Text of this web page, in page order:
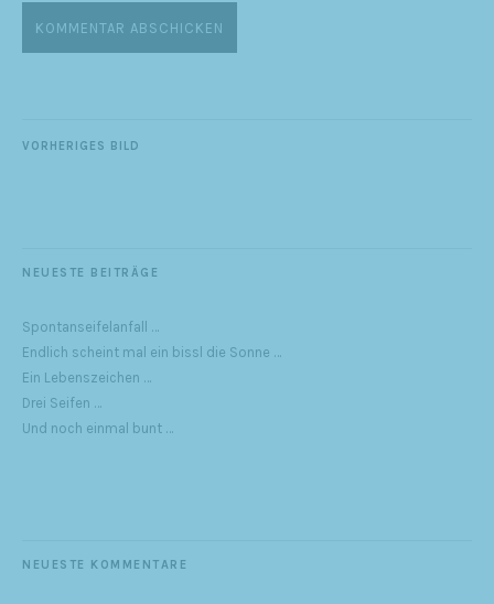
VORHERIGES BILD
NEUESTE BEITRÄGE
Spontanseifelanfall …
Endlich scheint mal ein bissl die Sonne …
Ein Lebenszeichen …
Drei Seifen …
Und noch einmal bunt …
NEUESTE KOMMENTARE